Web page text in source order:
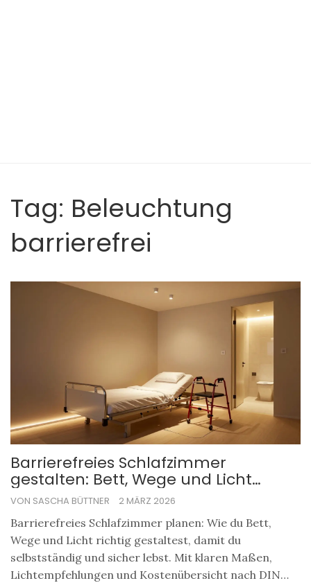
Tag: Beleuchtung
barrierefrei
Barrierefreies Schlafzimmer
gestalten: Bett, Wege und Licht
optimal planen
VON SASCHA BÜTTNER 2 MÄRZ 2026
Barrierefreies Schlafzimmer planen: Wie du Bett,
Wege und Licht richtig gestaltest, damit du
selbstständig und sicher lebst. Mit klaren Maßen,
Lichtempfehlungen und Kostenübersicht nach DIN